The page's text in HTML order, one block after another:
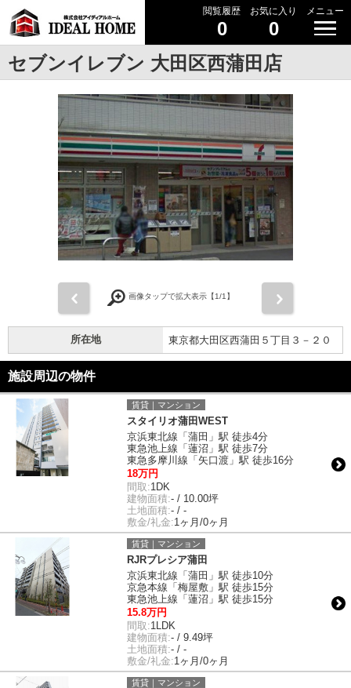
閲覧履歴
0
お気に入り
0
メニュー
セブンイレブン 大田区西蒲田店
画像タップで拡大表示【1/1】
所在地 東京都大田区西蒲田５丁目３－２０
施設周辺の物件
賃貸｜マンション
スタイリオ蒲田WEST
京浜東北線「蒲田」駅 徒歩4分
東急池上線「蓮沼」駅 徒歩7分
東急多摩川線「矢口渡」駅 徒歩16分
18万円
間取:1DK
建物面積:- / 10.00坪
土地面積:- / -
敷金/礼金:1ヶ月/0ヶ月
賃貸｜マンション
RJRプレシア蒲田
京浜東北線「蒲田」駅 徒歩10分
京急本線「梅屋敷」駅 徒歩15分
東急池上線「蓮沼」駅 徒歩15分
15.8万円
間取:1LDK
建物面積:- / 9.49坪
土地面積:- / -
敷金/礼金:1ヶ月/0ヶ月
賃貸｜マンション